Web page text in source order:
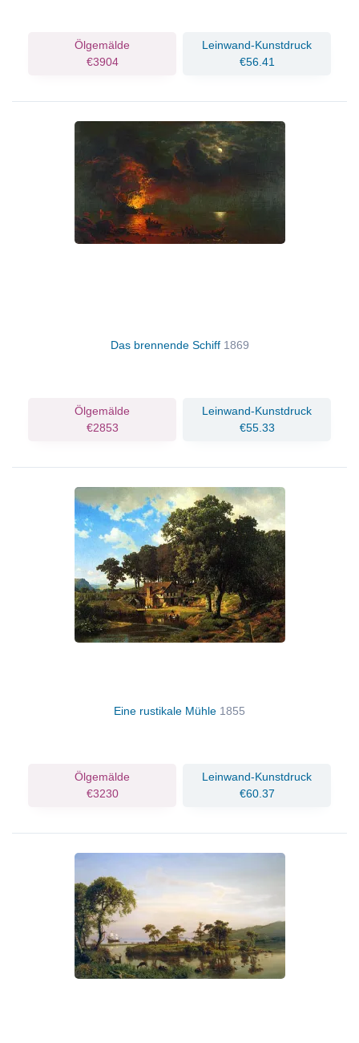
Ölgemälde
€3904
Leinwand-Kunstdruck
€56.41
Das brennende Schiff 1869
Ölgemälde
€2853
Leinwand-Kunstdruck
€55.33
Eine rustikale Mühle 1855
Ölgemälde
€3230
Leinwand-Kunstdruck
€60.37